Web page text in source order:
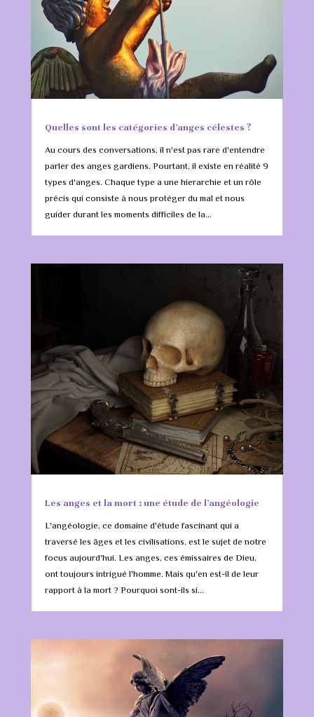
Quelles sont les catégories d’anges célestes ?
Au cours des conversations, il n'est pas rare d'entendre
parler des anges gardiens. Pourtant, il existe en réalité 9
types d'anges. Chaque type a une hierarchie et un rôle
précis qui consiste à nous protéger du mal et nous
guider durant les moments difficiles de la...
Les anges et la mort : une étude de l’angéologie
L'angéologie, ce domaine d'étude fascinant qui a
traversé les âges et les civilisations, est le sujet de notre
focus aujourd'hui. Les anges, ces émissaires de Dieu,
ont toujours intrigué l'homme. Mais qu'en est-il de leur
rapport à la mort ? Pourquoi sont-ils si...